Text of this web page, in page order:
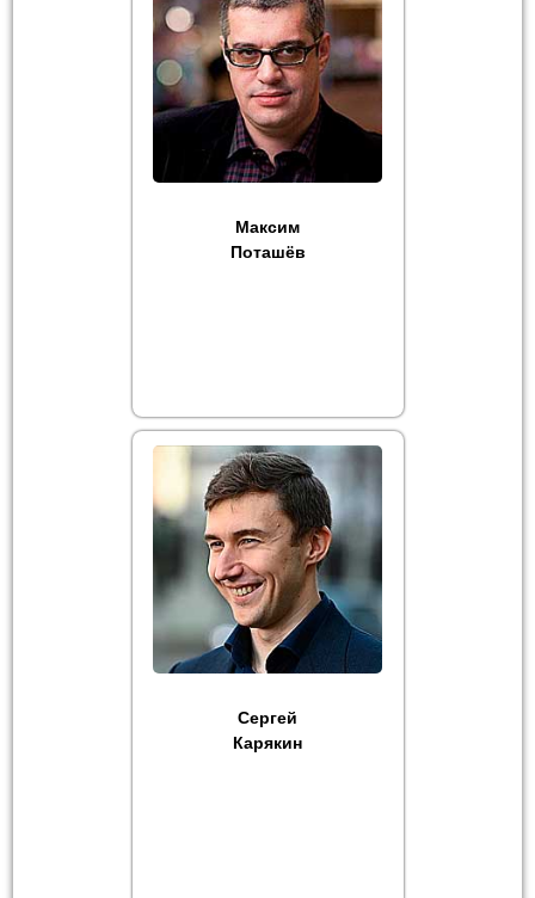
Максим
Поташёв
Сергей
Карякин